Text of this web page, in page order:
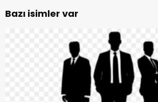
Bazı isimler var